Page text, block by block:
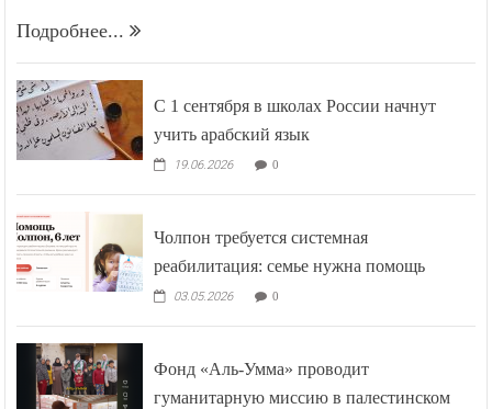
Подробнее...
С 1 сентября в школах России начнут
учить арабский язык
19.06.2026 0
Чолпон требуется системная
реабилитация: семье нужна помощь
03.05.2026 0
Фонд «Аль-Умма» проводит
гуманитарную миссию в палестинском